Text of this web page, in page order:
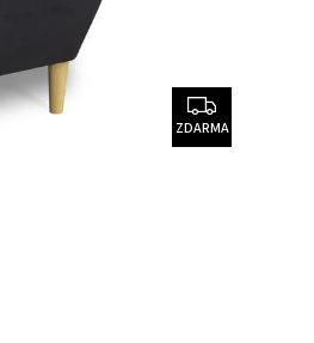
ZDARMA